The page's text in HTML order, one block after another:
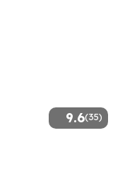
9.6(35)